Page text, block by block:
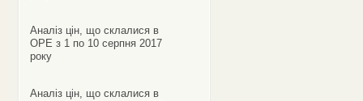
Аналіз цін, що склалися в
ОРЕ з 1 по 10 серпня 2017
року
Аналіз цін, що склалися в